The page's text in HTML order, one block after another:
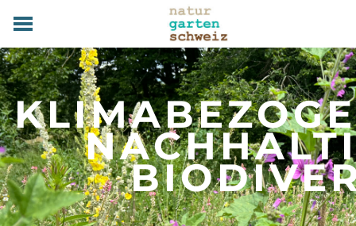
HOME
GRUNDLAGEN
PRAXIS
TERMINE
FACHBETRIEBE
MAGAZIN
UEBER UNS
MITGLIED WERDEN